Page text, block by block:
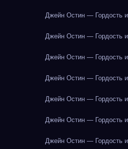
Джейн Остин — Гордость
Джейн Остин — Гордость
Джейн Остин — Гордость
Джейн Остин — Гордость
Джейн Остин — Гордость
Джейн Остин — Гордость
Джейн Остин — Гордость